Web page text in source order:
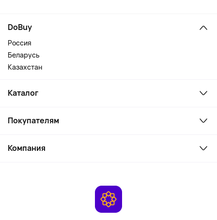
DoBuy
Россия
Беларусь
Казахстан
Каталог
Ноутбуки, мониторы, VR
Косметика и уход
Покупателям
Как заказать
Компания